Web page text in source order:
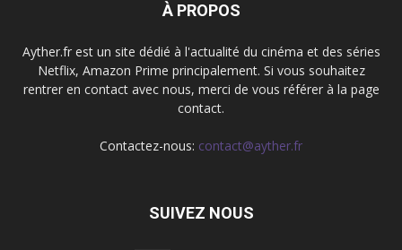
À PROPOS
Ayther.fr est un site dédié à l'actualité du cinéma et des séries
Netflix, Amazon Prime principalement. Si vous souhaitez
rentrer en contact avec nous, merci de vous référer à la page
contact.
Contactez-nous: contact@ayther.fr
SUIVEZ NOUS